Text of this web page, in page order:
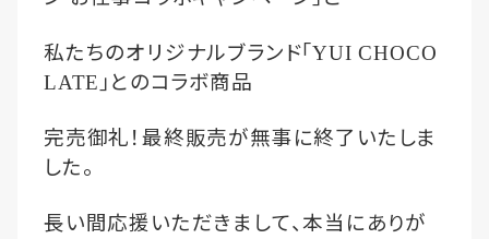
私たちのオリジナルブランド｢YUI CHOCO
LATE ｣とのコラボ商品
完売御礼！最終販売が無事に終了いたしま
した。
長い間応援いただきまして、本当にありが